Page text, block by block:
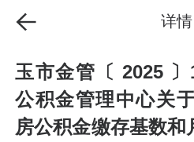
详情
玉市金管〔 2025
公积金管理中心关
房公积金缴存基数和